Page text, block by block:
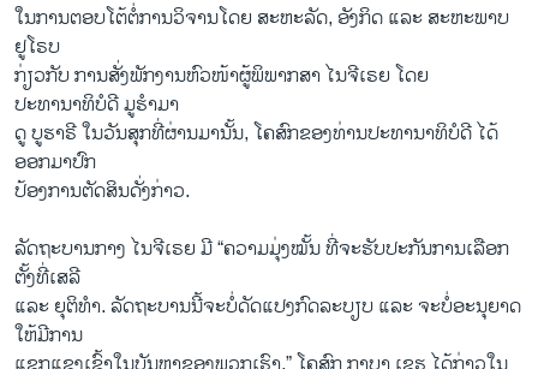
ໃນ​ການ​ຕອບ​ໂຕ້​ຕໍ່​ການ​ວິ​ຈານ​ໂດຍ ສະ​ຫະ​ລັດ, ອັງ​ກິດ ແລະ ສະ​ຫະ​ພາບ
ຢູ​ໂຣບ
ກ່ຽວກັບ ການສັ່ງພັກງານຫົວໜ້າຜູ້ພິພາກສາ ໄນຈີເຣຍ ໂດຍ
ປະທານາທິບໍດີ ມູຮຳມາ
ດູ ບູຮາຣີ ໃນວັນສຸກທີ່ຜ່ານມານັ້ນ, ໂຄສົກຂອງທ່ານປະທານາທິບໍດີ ໄດ້
ອອກມາປົກ
ປ້ອງການຕັດສິນດັ່ງກ່າວ.
ລັດ​ຖະ​ບານ​ກາງ ໄນ​ຈີ​ເຣຍ ມີ “ຄວາມ​ມຸ່ງ​ໝັ້ນ ​ທີ່​ຈະ​ຮັບ​ປະ​ກັນການ​ເລືອກ​
ຕັ້ງ​ທີ່​ເສ​ລີ
ແລະ ຍຸຕິທຳ. ລັດຖະບານນີ້ຈະບໍ່ດັດແປງກົດລະບຽບ ແລະ ຈະບໍ່ອະນຸຍາດ
ໃຫ້ມີການ